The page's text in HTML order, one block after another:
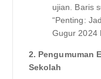
ujian. Baris
“Penting:
Gugur 2024
2. Pengumuman
Sekolah